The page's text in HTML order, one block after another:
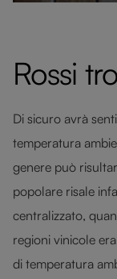
Rossi
Di sicuro avrà
temperatura
genere può
popolare risale
centralizzato,
regioni vinicole
di temperatura